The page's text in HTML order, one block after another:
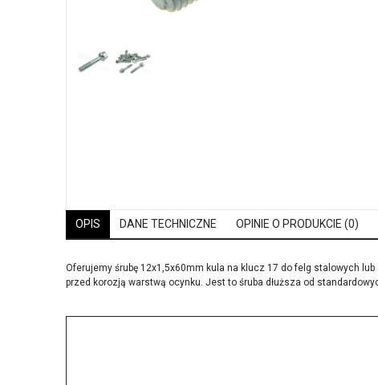
OPIS DANE TECHNICZNE OPINIE O PRODUKCIE (0)
Oferujemy śrubę 12x1,5x60mm kula na klucz 17 do felg stalowych
przed korozją warstwą ocynku. Jest to śruba dłuższa od